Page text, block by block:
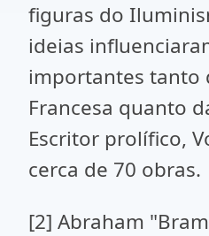
figuras do
ideias
importantes tanto
Francesa quanto
Escritor prolífico,
cerca de 70 obras.
[2] Abraham